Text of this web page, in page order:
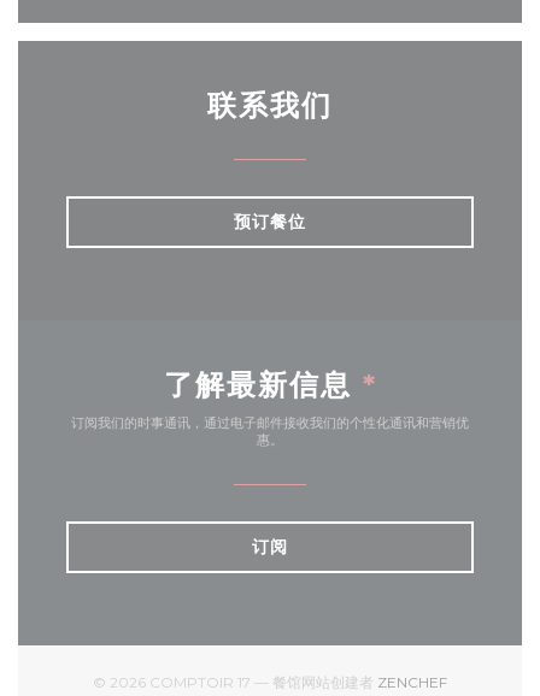
联系我们
预订餐位
了解最新信息 *
订阅我们的时事通讯，通过电子邮件接收我们的个性化通讯和营销优
惠。
订阅
© 2026 COMPTOIR 17 — 餐馆网站创建者 ZENCHEF((在新窗口中